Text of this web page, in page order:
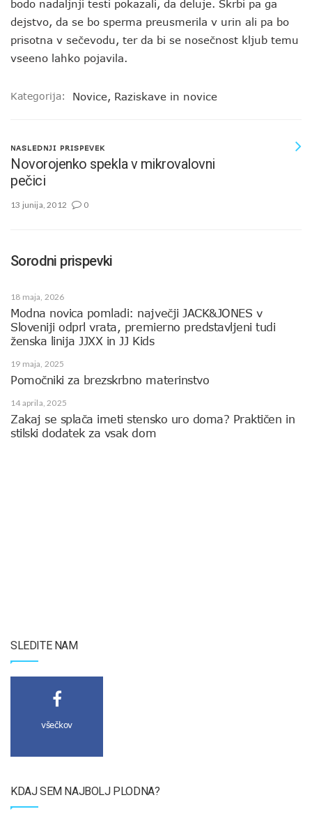
bodo nadaljnji testi pokazali, da deluje. Skrbi pa ga
dejstvo, da se bo sperma preusmerila v urin ali pa bo
prisotna v sečevodu, ter da bi se nosečnost kljub temu
vseeno lahko pojavila.
Kategorija: Novice, Raziskave in novice
NASLEDNJI PRISPEVEK
Novorojenko spekla v mikrovalovni
pečici
13 junija, 2012 0
Sorodni prispevki
18 maja, 2026
Modna novica pomladi: največji JACK&JONES v
Sloveniji odprl vrata, premierno predstavljeni tudi
ženska linija JJXX in JJ Kids
19 maja, 2025
Pomočniki za brezskrbno materinstvo
14 aprila, 2025
Zakaj se splača imeti stensko uro doma? Praktičen in
stilski dodatek za vsak dom
SLEDITE NAM
všečkov
KDAJ SEM NAJBOLJ PLODNA?